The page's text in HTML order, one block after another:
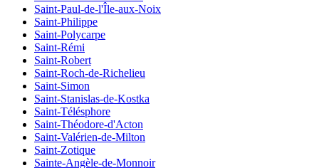
Saint-Paul-de-l'Île-aux-Noix
Saint-Philippe
Saint-Polycarpe
Saint-Rémi
Saint-Robert
Saint-Roch-de-Richelieu
Saint-Simon
Saint-Stanislas-de-Kostka
Saint-Télésphore
Saint-Théodore-d'Acton
Saint-Valérien-de-Milton
Saint-Zotique
Sainte-Angèle-de-Monnoir